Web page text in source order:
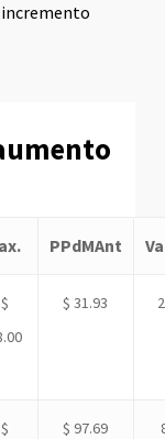
PPdMAnt
$
$ 31.93
$
$ 97.69